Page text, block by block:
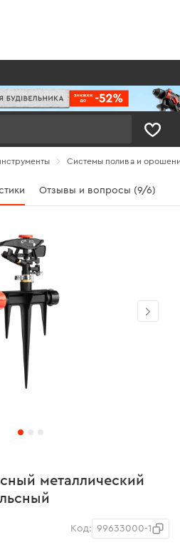
Системы полива и
Отзывы и вопросы (9/6)
металлический
Код: 99633000-1